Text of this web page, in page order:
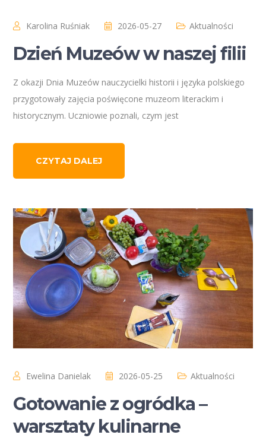
Karolina Ruśniak 2026-05-27 Aktualności
Dzień Muzeów w naszej filii
Z okazji Dnia Muzeów nauczycielki historii i języka polskiego
przygotowały zajęcia poświęcone muzeom literackim i
historycznym. Uczniowie poznali, czym jest
CZYTAJ DALEJ
Ewelina Danielak 2026-05-25 Aktualności
Gotowanie z ogródka –
warsztaty kulinarne